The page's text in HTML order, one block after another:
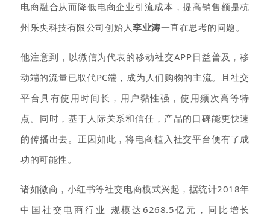
电商融合从而降低电商企业引流成本，提高销售额是杭
州乐央科技有限公司创始人李业涛一直在思考的问题。
他注意到，以微信为代表的移动社交APP日益普及，移
动端的流量已取代PC端，成为人们购物的主流。且社交
平台具有使用时间长，用户黏性强，使用频次高等特
点。同时，基于人际关系和信任，产品的口碑能更快速
的传播出去。正因如此，将电商植入社交平台便有了成
功的可能性。
诸如微商，小红书等社交电商模式兴起，据统计2018年
中国社交电商行业 规模达6268.5亿元，同比增长